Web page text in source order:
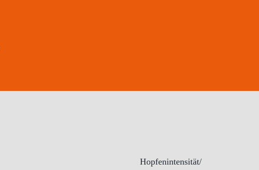
Hopfenintensität/